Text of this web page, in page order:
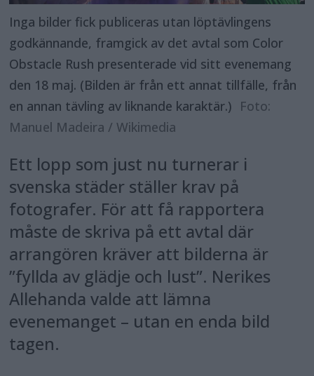
Inga bilder fick publiceras utan löptävlingens
godkännande, framgick av det avtal som Color
Obstacle Rush presenterade vid sitt evenemang
den 18 maj. (Bilden är från ett annat tillfälle, från
en annan tävling av liknande karaktär.) Foto:
Manuel Madeira / Wikimedia
Ett lopp som just nu turnerar i
svenska städer ställer krav på
fotografer. För att få rapportera
måste de skriva på ett avtal där
arrangören kräver att bilderna är
”fyllda av glädje och lust”. Nerikes
Allehanda valde att lämna
evenemanget – utan en enda bild
tagen.